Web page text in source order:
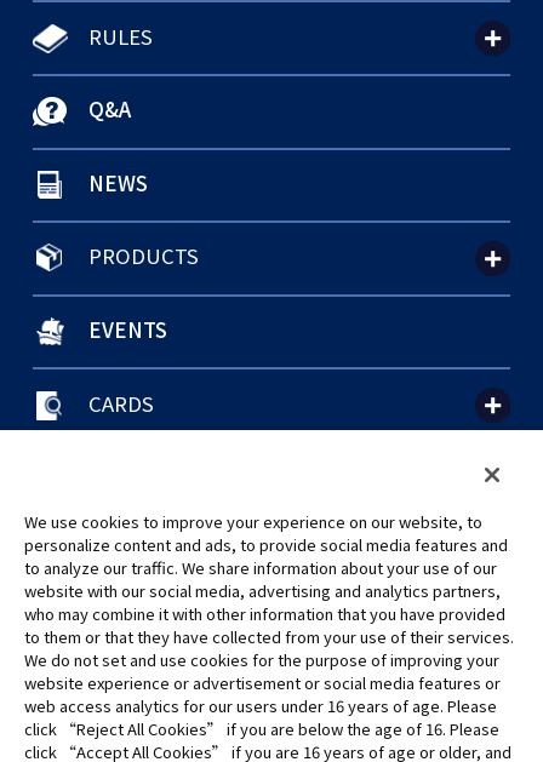
RULES
Q&A
NEWS
PRODUCTS
EVENTS
CARDS
©Eiichiro Oda/Shueisha
©Eiichiro Oda/Shueisha, Toei Animation
未經許可，禁止使用、複製或複印此網站上的任何圖片、文本或數據。
產品正在開發中，此網站上的圖片可能與實際產品不同。
We use cookies to improve your experience on our website, to
personalize content and ads, to provide social media features and
to analyze our traffic. We share information about your use of our
website with our social media, advertising and analytics partners,
who may combine it with other information that you have provided
to them or that they have collected from your use of their services.
We do not set and use cookies for the purpose of improving your
website experience or advertisement or social media features or
web access analytics for our users under 16 years of age. Please
click “Reject All Cookies” if you are below the age of 16. Please
click “Accept All Cookies” if you are 16 years of age or older, and